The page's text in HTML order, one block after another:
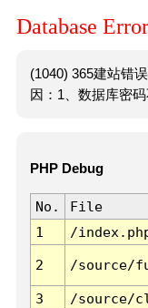
Database Error
(1040) 365建站错
因：1、数据库密
PHP Debug
No. File
1
/
2 /source/
3 /source/